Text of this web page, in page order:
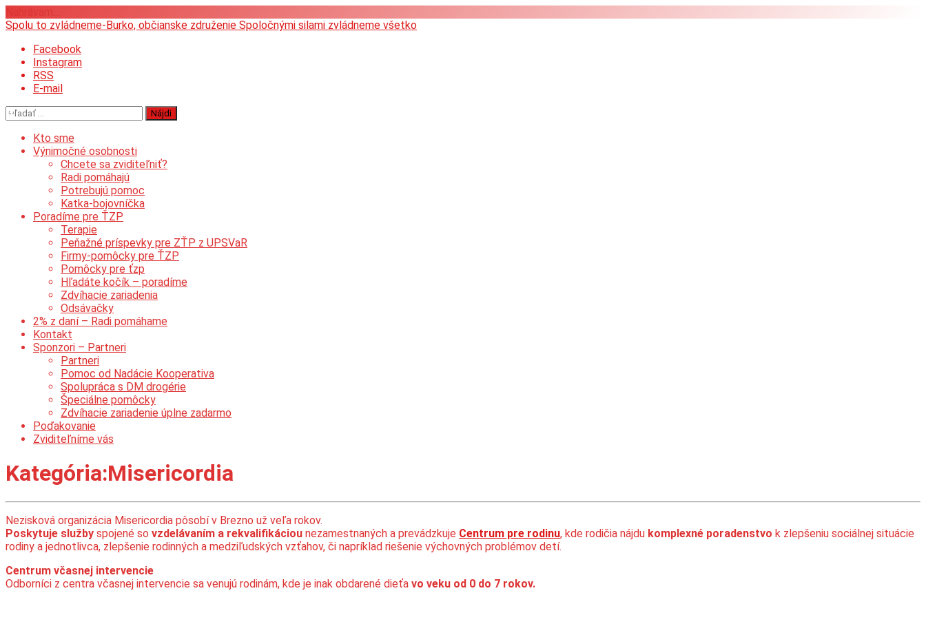
Prejsť
obsah
Spolu to zvládneme-Burko, občianske združenie Spoločnými silami zvládneme všetko
Facebook
Instagram
RSS
E-mail
Hľadať:
Kto sme
Výnimočné osobnosti
Chcete sa zviditeľniť?
Radi pomáhajú
Potrebujú pomoc
Katka-bojovníčka
Poradíme pre ŤZP
Terapie
Peňažné príspevky pre ZŤP z UPSVaR
Firmy-pomôcky pre ŤZP
Pomôcky pre ťzp
Hľadáte kočík – poradíme
Zdvíhacie zariadenia
Odsávačky
2% z daní – Radi pomáhame
Kontakt
Sponzori – Partneri
Partneri
Pomoc od Nadácie Kooperativa
Spolupráca s DM drogérie
Špeciálne pomôcky
Zdvíhacie zariadenie úplne zadarmo
Poďakovanie
Zviditeľníme vás
Kategória:Misericordia
Nezisková organizácia Misericordia pôsobí v Brezno už veľa rokov.
Poskytuje služby spojené so vzdelávaním a rekvalifikáciou nezamestnaných a prevádzkuje Centrum pre rodinu, kde rodičia nájdu komplexné poradenstvo k zlepšeniu sociálnej situácie
rodiny a jednotlivca, zlepšenie rodinných a medziľudských vzťahov, či napríklad riešenie výchovných problémov detí.
Centrum včasnej intervencie
Odborníci z centra včasnej intervencie sa venujú rodinám, kde je inak obdarené dieťa vo veku od 0 do 7 rokov.
Facebook
Twitter
Pinterest
Messenger
Skype
WhatsApp
Message
LinkedIn